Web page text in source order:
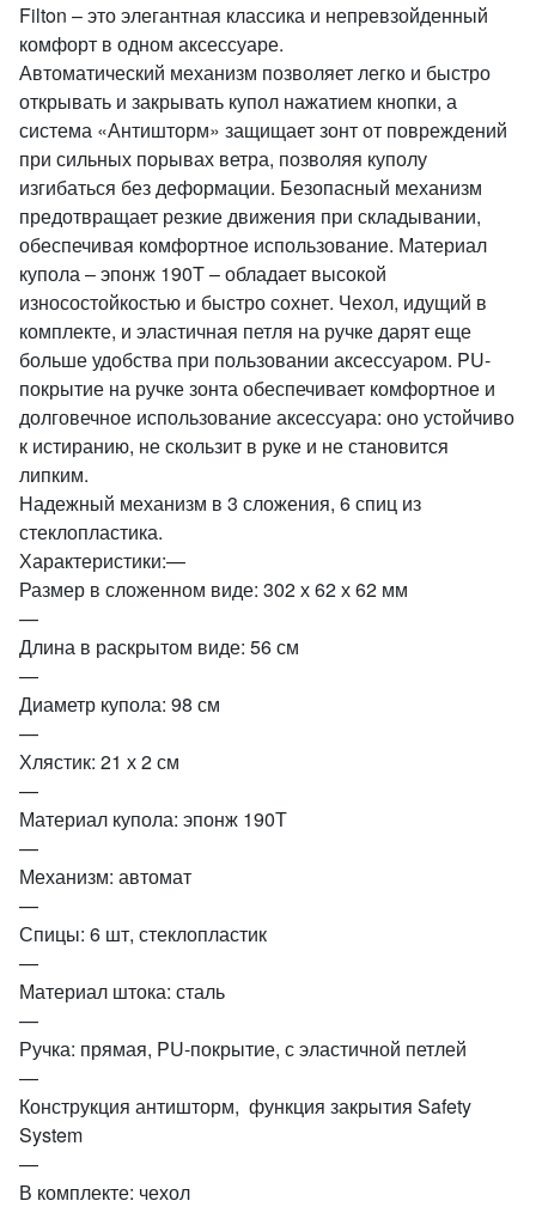
Filton – это элегантная классика и непревзойденный
комфорт в одном аксессуаре.
Автоматический механизм позволяет легко и быстро
открывать и закрывать купол нажатием кнопки, а
система «Антишторм» защищает зонт от повреждений
при сильных порывах ветра, позволяя куполу
изгибаться без деформации. Безопасный механизм
предотвращает резкие движения при складывании,
обеспечивая комфортное использование. Материал
купола – эпонж 190T – обладает высокой
износостойкостью и быстро сохнет. Чехол, идущий в
комплекте, и эластичная петля на ручке дарят еще
больше удобства при пользовании аксессуаром. PU-
покрытие на ручке зонта обеспечивает комфортное и
долговечное использование аксессуара: оно устойчиво
к истиранию, не скользит в руке и не становится
липким.
Надежный механизм в 3 сложения, 6 спиц из
стеклопластика.
Характеристики:—
Размер в сложенном виде: 302 х 62 х 62 мм
—
Длина в раскрытом виде: 56 см
—
Диаметр купола: 98 см
—
Хлястик: 21 х 2 см
—
Материал купола: эпонж 190Т
—
Механизм: автомат
—
Спицы: 6 шт, стеклопластик
—
Материал штока: сталь
—
Ручка: прямая, PU-покрытие, с эластичной петлей
—
Конструкция антишторм, функция закрытия Safety
System
—
В комплекте: чехол